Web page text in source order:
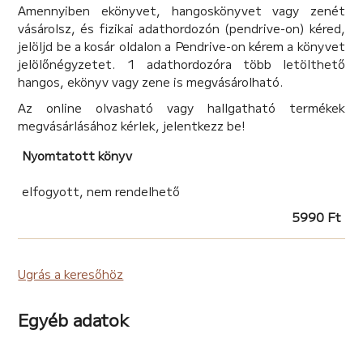
BAGI ÁKOS: VÁMPIROSKA CSODÁLATOS KUTATÁSA
CSIKVÁR DÓRA: BIOLYGÓ REVOLÚCIÓJA
DÓCS LEVENTE: VESZEDELEM A VARÁZSERDŐBEN
GÁL VIVIEN ANNA: SZEMÉTORSZÁG
GALAMBOS JÚLIA: A VILÁG MEGMENTÉSE HÁROM
NAP ALATT
KÁLÓ DORIÁN: FANTÁZIA LÉNYEINEK FELKELÉSE
LAURENCSIK LÉNA: TÖR-ZÚZ KIRÁLY ÉS A PISZKOS
LOBORIK REBEKA: SZEMÉTVILÁG
AKCIÓJA
NOVÁK NORTON: A JÓ ÚTRA TÉRT KIRÁLYFI
PINTÉR JÁVOR: JÁ ÉS VOR FIA
Amennyiben ekönyvet, hangoskönyvet vagy zenét
vásárolsz, és fizikai adathordozón (pendrive-on) kéred,
jelöljd be a kosár oldalon a Pendrive-on kérem a könyvet
jelölőnégyzetet. 1 adathordozóra több letölthető
hangos, ekönyv vagy zene is megvásárolható.
Az online olvasható vagy hallgatható termékek
megvásárlásához kérlek, jelentkezz be!
Nyomtatott könyv
elfogyott, nem rendelhető
5990 Ft
Ugrás a keresőhöz
Egyéb adatok